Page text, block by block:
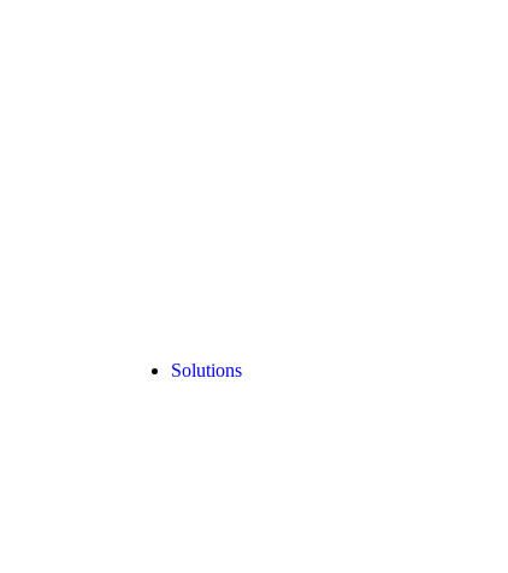
Solutions